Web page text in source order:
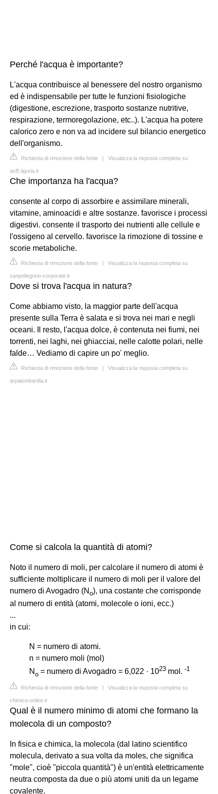
Perché l'acqua è importante?
L'acqua contribuisce al benessere del nostro organismo
ed è indispensabile per tutte le funzioni fisiologiche
(digestione, escrezione, trasporto sostanze nutritive,
respirazione, termoregolazione, etc..). L'acqua ha potere
calorico zero e non va ad incidere sul bilancio energetico
dell'organismo.
Richiesta di rimozione della fonte | Visualizza la risposta completa su
asl5.liguria.it
Che importanza ha l'acqua?
consente al corpo di assorbire e assimilare minerali,
vitamine, aminoacidi e altre sostanze. favorisce i processi
digestivi. consente il trasporto dei nutrienti alle cellule e
l'ossigeno al cervello. favorisce la rimozione di tossine e
scorie metaboliche.
Richiesta di rimozione della fonte | Visualizza la risposta completa su
sanpellegrino-corporate.it
Dove si trova l'acqua in natura?
Come abbiamo visto, la maggior parte dell'acqua
presente sulla Terra è salata e si trova nei mari e negli
oceani. Il resto, l'acqua dolce, è contenuta nei fiumi, nei
torrenti, nei laghi, nei ghiacciai, nelle calotte polari, nelle
falde… Vediamo di capire un po' meglio.
Richiesta di rimozione della fonte | Visualizza la risposta completa su
arpalombardia.it
Come si calcola la quantità di atomi?
Noto il numero di moli, per calcolare il numero di atomi è
sufficiente moltiplicare il numero di moli per il valore del
numero di Avogadro (N o), una costante che corrisponde
al numero di entità (atomi, molecole o ioni, ecc.)
...
in cui:
N = numero di atomi.
n = numero moli (mol)
N o = numero di Avogadro = 6,022 · 1023 mol. -1
Richiesta di rimozione della fonte | Visualizza la risposta completa su
chimica-online.it
Qual è il numero minimo di atomi che formano la
molecola di un composto?
In fisica e chimica, la molecola (dal latino scientifico
molecula, derivato a sua volta da moles, che significa
"mole", cioè "piccola quantità") è un'entità elettricamente
neutra composta da due o più atomi uniti da un legame
covalente.